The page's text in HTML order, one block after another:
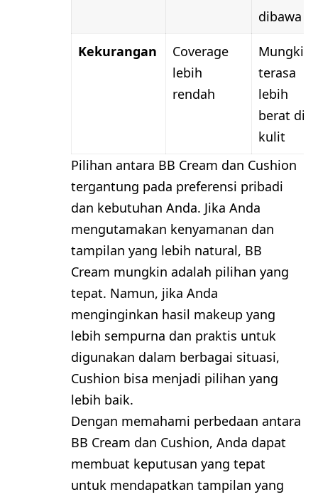
dibawa
Kekurangan
Coverage
lebih
rendah
Mungkin
terasa
lebih
berat di
kulit
Pilihan antara BB Cream dan Cushion
tergantung pada preferensi pribadi
dan kebutuhan Anda. Jika Anda
mengutamakan kenyamanan dan
tampilan yang lebih natural, BB
Cream mungkin adalah pilihan yang
tepat. Namun, jika Anda
menginginkan hasil makeup yang
lebih sempurna dan praktis untuk
digunakan dalam berbagai situasi,
Cushion bisa menjadi pilihan yang
lebih baik.
Dengan memahami perbedaan antara
BB Cream dan Cushion, Anda dapat
membuat keputusan yang tepat
untuk mendapatkan tampilan yang